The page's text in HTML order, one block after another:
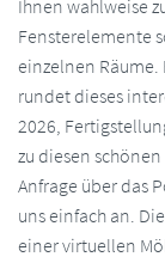
Ihnen wahlweise
Fensterelemente
einzelnen Räume.
rundet dieses
2026,
zu diesen
Anfrage über das
uns einfach an.
einer virtuellen